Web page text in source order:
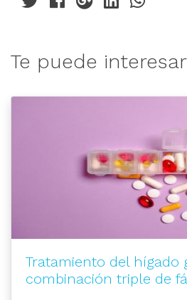
Te puede interesar
Tratamiento del hígado
combinación triple de